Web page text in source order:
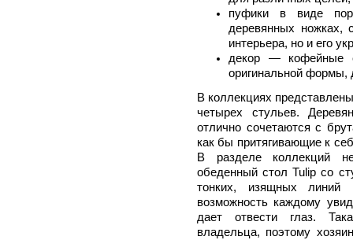
пуфики в виде
деревянных ножках,
интерьера, но и его
декор — кофейные
оригинальной формы,
В коллекциях
четырех стульев.
отлично сочетаются с
как бы притягивающие к
В разделе коллекций
обеденный стол Tulip со
тонких, изящных линий
возможность каждому
дает отвести глаз.
владельца, поэтому